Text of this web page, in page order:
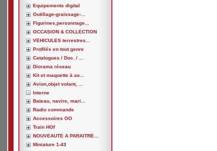
Equipements digital
Outillage-graissage-...
Figurines,personnage...
OCCASION & COLLECTION
VEHICULES terrestres...
Profilés en tout genre
Catalogues / Doc. / ...
Diorama réseau
Kit et maquette à as...
Avion,objet volant, ...
Interne
Bateau, navire, mari...
Radio commande
Accessoires OO
Train HOf
NOUVEAUTE A PARAITRE...
Miniature 1-43